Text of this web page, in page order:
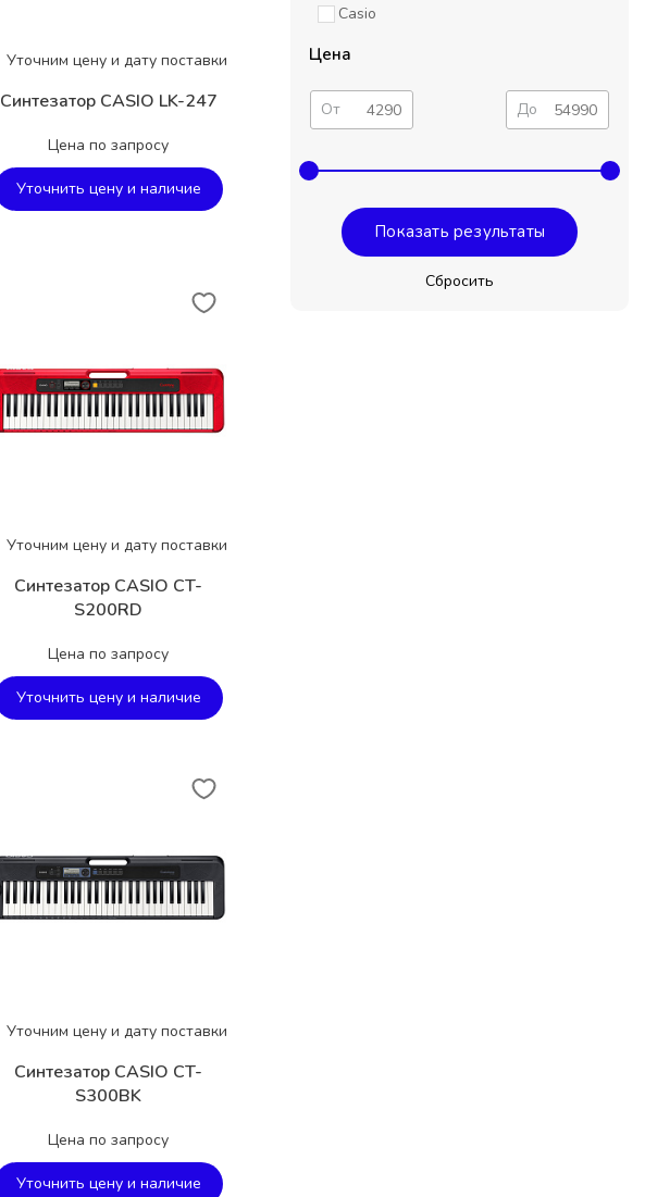
Уточним цену и дату поставки
Синтезатор CASIO LK-247
Цена по запросу
Уточнить цену и наличие
Уточним цену и дату поставки
Синтезатор CASIO CT-
S200RD
Цена по запросу
Уточнить цену и наличие
Уточним цену и дату поставки
Синтезатор CASIO CT-
S300BK
Цена по запросу
Уточнить цену и наличие
Casio
Цена
От До